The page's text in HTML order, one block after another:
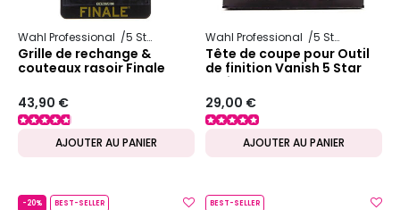
Wahl Professional 5 Star Series
Grille de rechange &
couteaux rasoir Finale
43,90 €
AJOUTER AU PANIER
Wahl Professional 5 Star Series
Tête de coupe pour Outil
de finition Vanish 5 Star
Series
29,00 €
AJOUTER AU PANIER
-20% BEST-SELLER BEST-SELLER